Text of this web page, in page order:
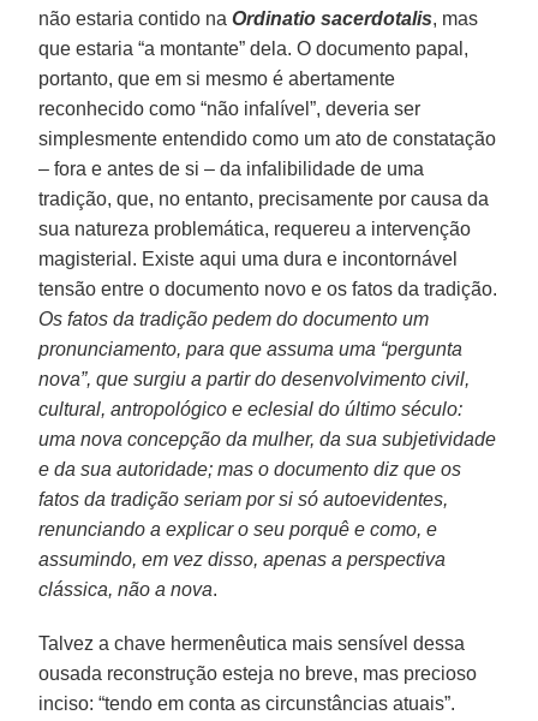
não estaria contido naOrdinatio sacerdotalis, mas
que estaria “a montante” dela. O documento papal,
portanto, que em si mesmo é abertamente
reconhecido como “não infalível”, deveria ser
simplesmente entendido como um ato de constatação
– fora e antes de si – da infalibilidade de uma
tradição, que, no entanto, precisamente por causa da
sua natureza problemática, requereu a intervenção
magisterial. Existe aqui uma dura e incontornável
tensão entre o documento novo e os fatos da tradição.
Os fatos da tradição pedem do documento um
pronunciamento, para que assuma uma “pergunta
nova”, que surgiu a partir do desenvolvimento civil,
cultural, antropológico e eclesial do último século:
uma nova concepção da mulher, da sua subjetividade
e da sua autoridade; mas o documento diz que os
fatos da tradição seriam por si só autoevidentes,
renunciando a explicar o seu porquê e como, e
assumindo, em vez disso, apenas a perspectiva
clássica, não a nova.
Talvez a chave hermenêutica mais sensível dessa
ousada reconstrução esteja no breve, mas precioso
inciso: “tendo em conta as circunstâncias atuais”.